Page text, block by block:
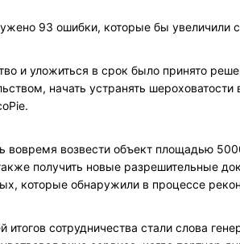
93 ошибки, которые бы увеличили
и уложиться в срок было принято
начать устранять
вовремя возвести объект площадью
получить новые разрешительные
которые обнаружили в процессе
сотрудничества стали слова